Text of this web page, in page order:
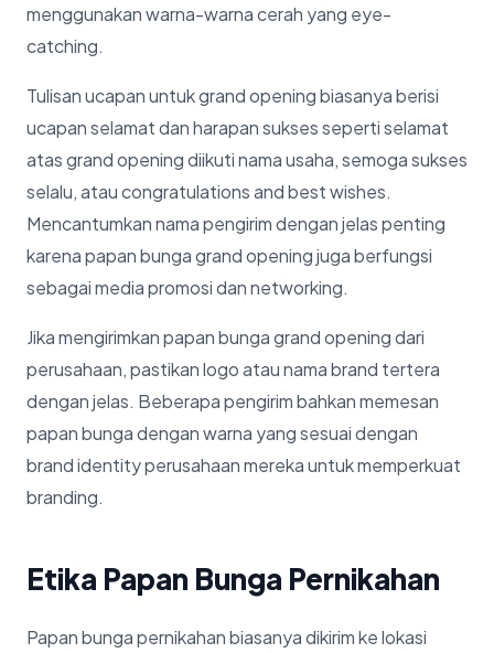
menggunakan warna-warna cerah yang eye-
catching.
Tulisan ucapan untuk grand opening biasanya berisi
ucapan selamat dan harapan sukses seperti selamat
atas grand opening diikuti nama usaha, semoga sukses
selalu, atau congratulations and best wishes.
Mencantumkan nama pengirim dengan jelas penting
karena papan bunga grand opening juga berfungsi
sebagai media promosi dan networking.
Jika mengirimkan papan bunga grand opening dari
perusahaan, pastikan logo atau nama brand tertera
dengan jelas. Beberapa pengirim bahkan memesan
papan bunga dengan warna yang sesuai dengan
brand identity perusahaan mereka untuk memperkuat
branding.
Etika Papan Bunga Pernikahan
Papan bunga pernikahan biasanya dikirim ke lokasi